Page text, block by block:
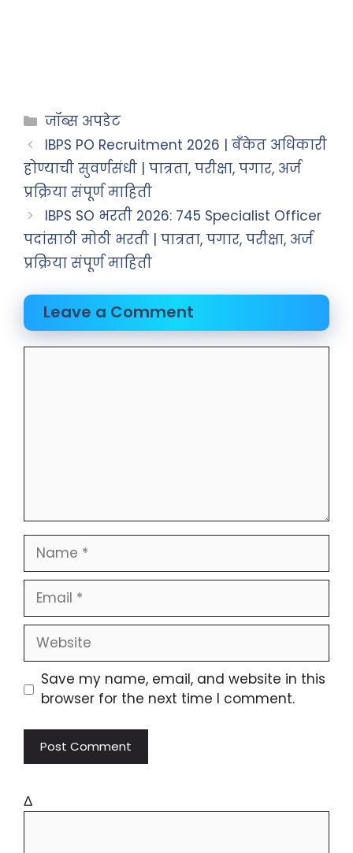
जॉब्स अपडेट
IBPS PO Recruitment 2026 | बँकेत अधिकारी
होण्याची सुवर्णसंधी | पात्रता, परीक्षा, पगार, अर्ज
प्रक्रिया संपूर्ण माहिती
IBPS SO भरती 2026: 745 Specialist Officer
पदांसाठी मोठी भरती | पात्रता, पगार, परीक्षा, अर्ज
प्रक्रिया संपूर्ण माहिती
Leave a Comment
Save my name, email, and website in this
browser for the next time I comment.
Δ